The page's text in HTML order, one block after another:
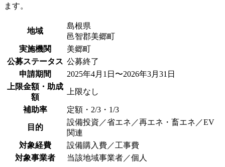
ます。
地域
島根県
邑智郡美郷町
実施機関
美郷町
公募ステータス 公募終了
申請期間
2025年4月1日〜2026年3月31日
上限金額・助成
額
上限なし
補助率 定額・2/3・1/3
目的
設備投資／省エネ／再エネ・畜エネ／EV
関連
対象経費
設備購入費／工事費
対象事業者
当該地域事業者／個人